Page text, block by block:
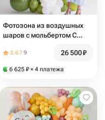
Фотозона из воздушных
шаров с мольбертом С
3.679 26 500₽
6 625 ₽ × 4 платежа